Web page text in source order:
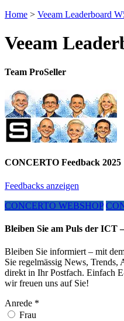
Home > Veeam Leaderboard
Veeam
Team ProSeller
CONCERTO Feedback 2025
Feedbacks anzeigen
CONCERTO WEBSHOP
Bleiben Sie am Puls der ICT
Bleiben Sie informiert – mit
Sie regelmässig News,
direkt in Ihr Postfach. Einfach
wir freuen uns auf Sie!
Anrede *
Frau